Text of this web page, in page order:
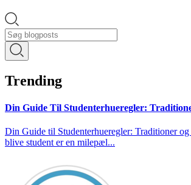
Trending
Din Guide Til Studenterhueregler:
Din Guide til Studenterhueregler: Traditioner
blive student er en milepæl...